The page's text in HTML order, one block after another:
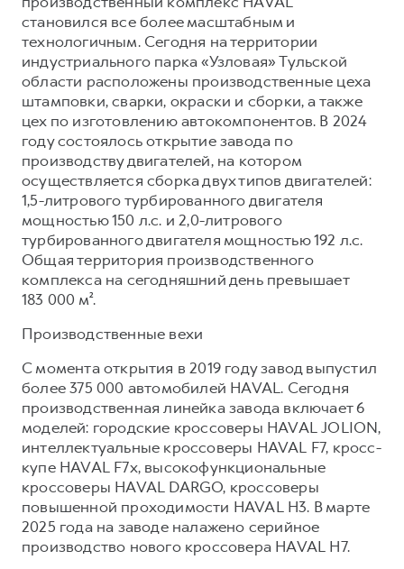
POER
от 3 449 000 ₽
Для малого бизнеса
Корпоративным клиентам
Крупным корпоративным клиентам
Система управления автопарком GWM Fleet
Сервис для корпоративных клиентов
HAVAL Лизинг
АКСЕССУАРЫ HAVAL
Автомобильные аксессуары
Коллекция CITY
Мобильное приложение GWM
Программа «HAVAL Защита+»
Руководства по эксплуатации
Подписки
АКСЕССУАРЫ HAVAL
Автомобильные аксессуары
Коллекция CITY
Коллекция Базовая
Коллекция Детская
становился все более масштабным и
технологичным. Сегодня на территории
индустриального парка «Узловая» Тульской
области расположены производственные цеха
штамповки, сварки, окраски и сборки, а также
цех по изготовлению автокомпонентов. В 2024
году состоялось открытие завода по
производству двигателей, на котором
осуществляется сборка двух типов двигателей:
1,5-литрового турбированного двигателя
мощностью 150 л.с. и 2,0-литрового
турбированного двигателя мощностью 192 л.с.
Общая территория производственного
комплекса на сегодняшний день превышает
183 000 м².
Производственные вехи
С момента открытия в 2019 году завод выпустил
более 375 000 автомобилей HAVAL. Сегодня
производственная линейка завода включает 6
моделей: городские кроссоверы HAVAL JOLION,
интеллектуальные кроссоверы HAVAL F7, кросс-
купе HAVAL F7x, высокофункциональные
кроссоверы HAVAL DARGO, кроссоверы
повышенной проходимости HAVAL H3. В марте
2025 года на заводе налажено серийное
производство нового кроссовера HAVAL H7.